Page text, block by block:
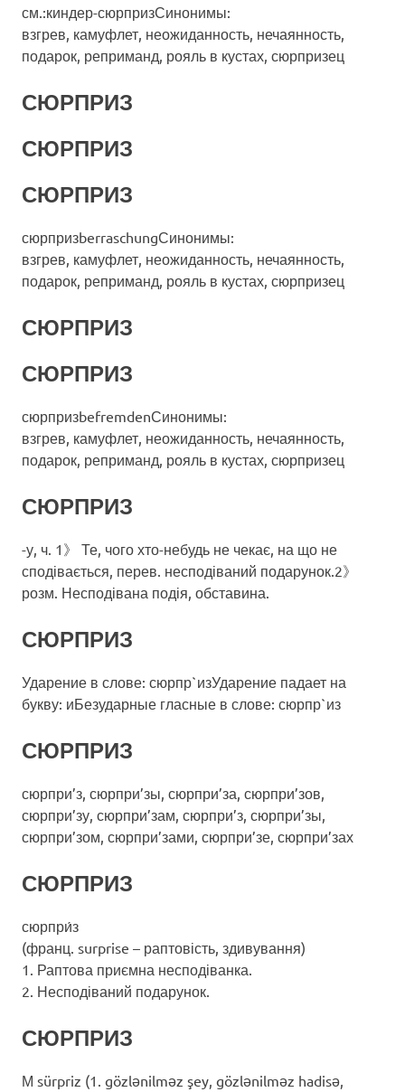
см.:киндер-сюрпризСинонимы:
взгрев, камуфлет, неожиданность, нечаянность,
подарок, реприманд, рояль в кустах, сюрпризец
СЮРПРИЗ
СЮРПРИЗ
СЮРПРИЗ
сюрпризberraschungСинонимы:
взгрев, камуфлет, неожиданность, нечаянность,
подарок, реприманд, рояль в кустах, сюрпризец
СЮРПРИЗ
СЮРПРИЗ
сюрпризbefremdenСинонимы:
взгрев, камуфлет, неожиданность, нечаянность,
подарок, реприманд, рояль в кустах, сюрпризец
СЮРПРИЗ
-у, ч. 1》 Те, чого хто-небудь не чекає, на що не
сподівається, перев. несподіваний подарунок.2》
розм. Несподівана подія, обставина.
СЮРПРИЗ
Ударение в слове: сюрпр`изУдарение падает на
букву: иБезударные гласные в слове: сюрпр`из
СЮРПРИЗ
сюрпри’з, сюрпри’зы, сюрпри’за, сюрпри’зов,
сюрпри’зу, сюрпри’зам, сюрпри’з, сюрпри’зы,
сюрпри’зом, сюрпри’зами, сюрпри’зе, сюрпри’зах
СЮРПРИЗ
сюрпри́з
(франц. surprise – раптовість, здивування)
1. Раптова приємна несподіванка.
2. Несподіваний подарунок.
СЮРПРИЗ
М sürpriz (1. gözlənilməz şey, gözlənilməz hadisə,